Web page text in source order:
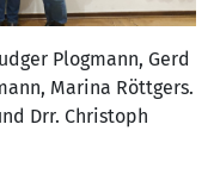
Plogmann, Gerd
Marina Röttgers.
Drr. Christoph